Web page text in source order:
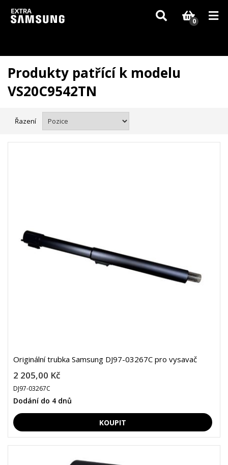
Vzhledem k aktuální situaci se může dodání dílů, které nejsou skladem,
zpozdit. Děkujeme za pochopení.
0
Produkty patřící k modelu
VS20C9542TN
Řazení
Originální trubka Samsung DJ97-03267C pro vysavač
2 205,00 Kč
DJ97-03267C
Dodání do 4 dnů